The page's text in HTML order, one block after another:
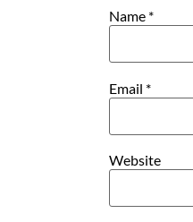
Name *
Email *
Website